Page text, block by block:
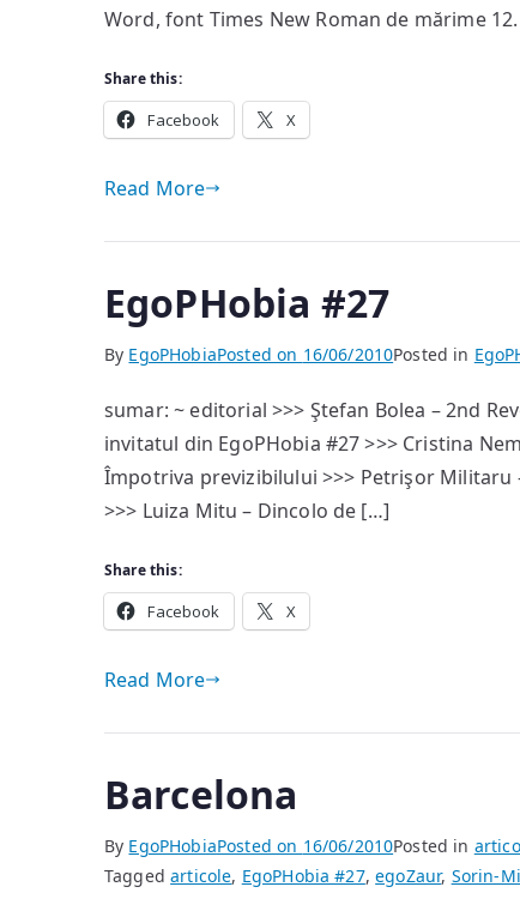
Word, font Times New Roman de mărime
Share this:
Facebook X
Read More
EgoPHobia #27
By EgoPHobiaPosted on 16/06/2010Posted in
sumar: ~ editorial >>> Ştefan Bolea – 2nd
invitatul din EgoPHobia #27 >>> Cristina
Împotriva previzibilului >>> Petrişor Militaru
>>> Luiza Mitu – Dincolo de […]
Share this:
Facebook X
Read More
Barcelona
By EgoPHobiaPosted on 16/06/2010Posted in
Taggedarticole, EgoPHobia #27,egoZaur, Sorin-